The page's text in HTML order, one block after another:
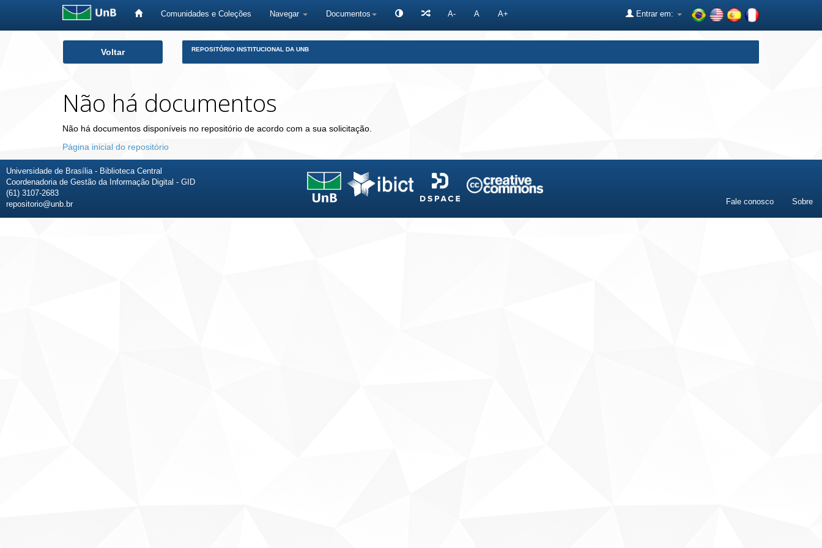
Comunidades e Coleções Navegar Documentos A- A A+ Entrar em:
Voltar REPOSITÓRIO INSTITUCIONAL DA UNB
Não há documentos
Não há documentos disponíveis no repositório de acordo com a sua solicitação.
Página inicial do repositório
Universidade de Brasília - Biblioteca Central
Coordenadoria de Gestão da Informação Digital - GID
(61) 3107-2683
repositorio@unb.br
Fale conosco Sobre